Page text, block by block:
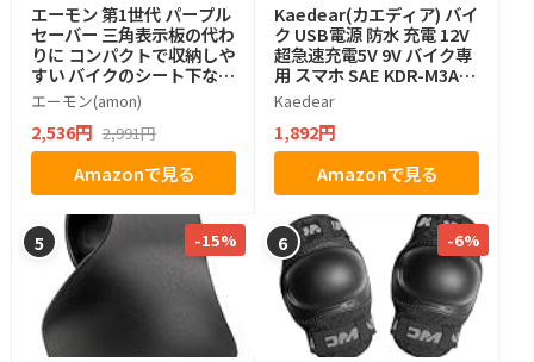
エーモン 第1世代 パープル
セーバー 三角表示板の代わ
りに コンパクトで収納しや
すい バイクのシート下など
停止表示灯 道路交通法施行
規則適合品 土屋圭市氏推奨
6910
エーモン(amon)
2,536円 2,991円
Amazonで見る
Kaedear(カエディア) バイ
ク USB電源 防水 充電 12V
超急速充電5V 9V バイク専
用 スマホ SAE KDR-M3A
(タイプA)
Kaedear
1,892円
Amazonで見る
5 -15% 6 -6%